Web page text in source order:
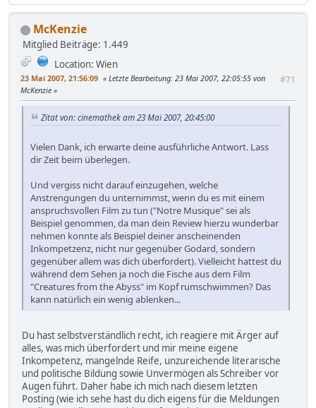
McKenzie
Mitglied Beiträge: 1.449
Location: Wien
23 Mai 2007, 21:56:09 #71
Letzte Bearbeitung: 23 Mai 2007, 22:05:55 von
McKenzie
Zitat von: cinemathek am 23 Mai 2007, 20:45:00
Vielen Dank, ich erwarte deine ausführliche Antwort. Lass
dir Zeit beim überlegen.
Und vergiss nicht darauf einzugehen, welche
Anstrengungen du unternimmst, wenn du es mit einem
anspruchsvollen Film zu tun ("Notre Musique" sei als
Beispiel genommen, da man dein Review hierzu wunderbar
nehmen konnte als Beispiel deiner anscheinenden
Inkompetzenz, nicht nur gegenüber Godard, sondern
gegenüber allem was dich überfordert). Vielleicht hattest du
während dem Sehen ja noch die Fische aus dem Film
"Creatures from the Abyss" im Kopf rumschwimmen? Das
kann natürlich ein wenig ablenken...
Du hast selbstverständlich recht, ich reagiere mit Ärger auf
alles, was mich überfordert und mir meine eigene
Inkompetenz, mangelnde Reife, unzureichende literarische
und politische Bildung sowie Unvermögen als Schreiber vor
Augen führt. Daher habe ich mich nach diesem letzten
Posting (wie ich sehe hast du dich eigens für die Meldungen